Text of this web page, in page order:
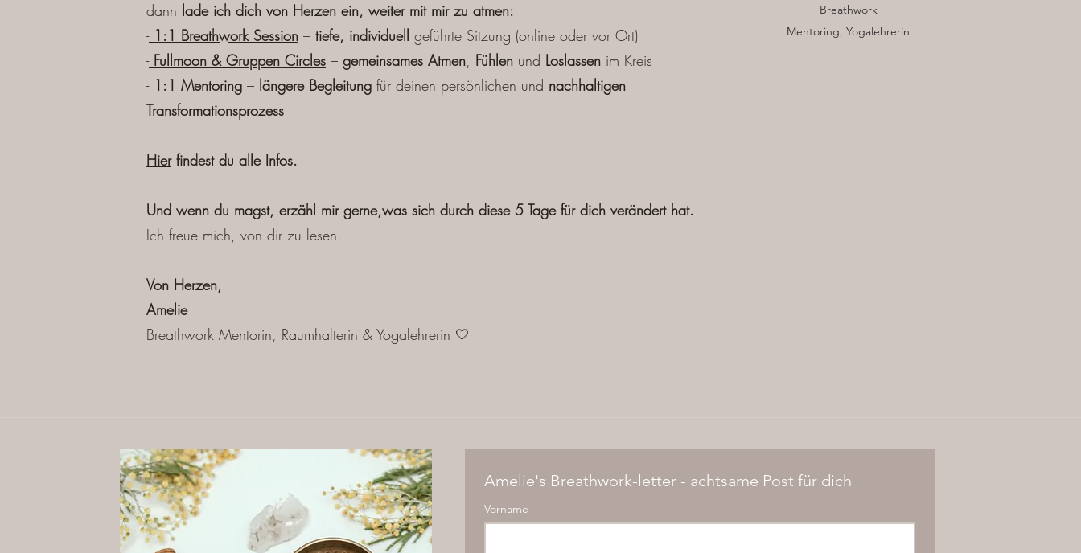
dann lade ich dich von Herzen ein, weiter mit mir zu atmen:
- 1:1 Breathwork Session – tiefe, individuell geführte Sitzung (online oder vor Ort)
- Fullmoon & Gruppen Circles – gemeinsames Atmen, Fühlen und Loslassen im Kreis
- 1:1 Mentoring – längere Begleitung für deinen persönlichen und nachhaltigen
Transformationsprozess
Hierfindest du alle Infos.
Und wenn du magst, erzähl mir gerne,was sich durch diese 5 Tage für dich verändert hat.
Ich freue mich, von dir zu lesen.
Von Herzen,
Amelie
Breathwork Mentorin, Raumhalterin & Yogalehrerin 🤍
Breathwork
Mentoring, Yogalehrerin
Amelie's Breathwork-letter - achtsame Post für dich
Vorname